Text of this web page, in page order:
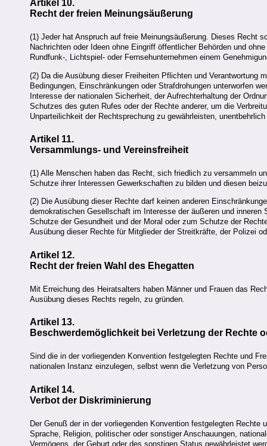
Artikel 10.
Recht der freien Meinungsäußerung
(1) Jeder hat Anspruch auf freie Meinungsäußerung. Dieses Recht
Nachrichten oder Ideen ohne Eingriff öffentlicher Behörden und
Rundfunk-, Lichtspiel- oder Fernsehunternehmen einem
(2) Da die Ausübung dieser Freiheiten Pflichten und
Bedingungen, Einschränkungen oder Strafdrohungen unterworfen
Interesse der nationalen Sicherheit, der Aufrechterhaltung der
Schutzes des guten Rufes oder der Rechte anderer, um die
Unparteilichkeit der Rechtsprechung zu gewährleisten,
Artikel 11.
Versammlungs- und Vereinsfreiheit
(1) Alle Menschen haben das Recht, sich friedlich zu versammeln
Schutze ihrer Interessen Gewerkschaften zu bilden und diesen
(2) Die Ausübung dieser Rechte darf keinen anderen
demokratischen Gesellschaft im Interesse der äußeren und
Schutze der Gesundheit und der Moral oder zum Schutze der
Ausübung dieser Rechte für Mitglieder der Streitkräfte, der Polizei
Artikel 12.
Recht der freien Wahl des Ehegatten
Mit Erreichung des Heiratsalters haben Männer und Frauen das
Ausübung dieses Rechts regeln, zu gründen.
Artikel 13.
Beschwerdemöglichkeit bei Verletzung der Rechte
Sind die in der vorliegenden Konvention festgelegten Rechte und
nationalen Instanz einzulegen, selbst wenn die Verletzung von
Artikel 14.
Verbot der Diskriminierung
Der Genuß der in der vorliegenden Konvention festgelegten
Sprache, Religion, politischer oder sonstiger Anschauungen,
Vermögens, der Geburt oder des sonstigen Status gewährleistet